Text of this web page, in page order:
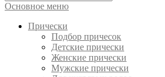
Основное меню
Прически
Подбор причесок
Детские прически
Женские прически
Мужские прически